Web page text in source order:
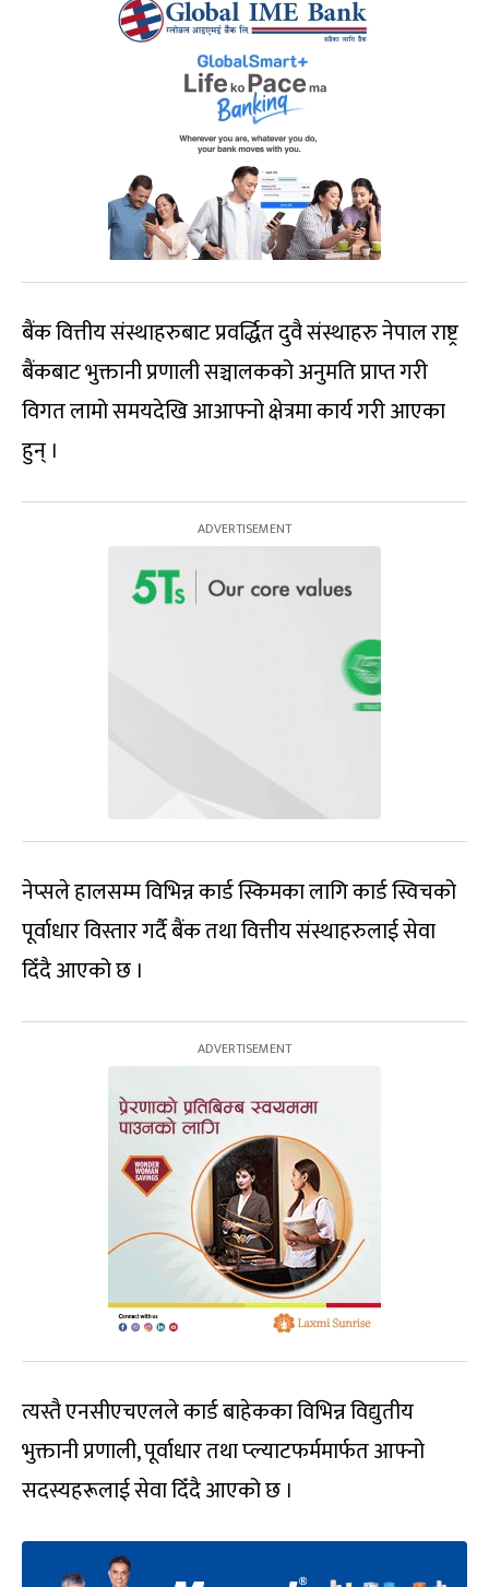
बैंक वित्तीय संस्थाहरुबाट प्रवर्द्धित दुवै संस्थाहरु नेपाल राष्ट्र
बैंकबाट भुक्तानी प्रणाली सञ्चालकको अनुमति प्राप्त गरी
विगत लामो समयदेखि आआफ्नो क्षेत्रमा कार्य गरी आएका
हुन् ।
नेप्सले हालसम्म विभिन्न कार्ड स्किमका लागि कार्ड स्विचको
पूर्वाधार विस्तार गर्दै बैंक तथा वित्तीय संस्थाहरुलाई सेवा
दिँदै आएको छ ।
त्यस्तै एनसीएचएलले कार्ड बाहेकका विभिन्न विद्युतीय
भुक्तानी प्रणाली, पूर्वाधार तथा प्ल्याटफर्ममार्फत आफ्नो
सदस्यहरूलाई सेवा दिँदै आएको छ ।